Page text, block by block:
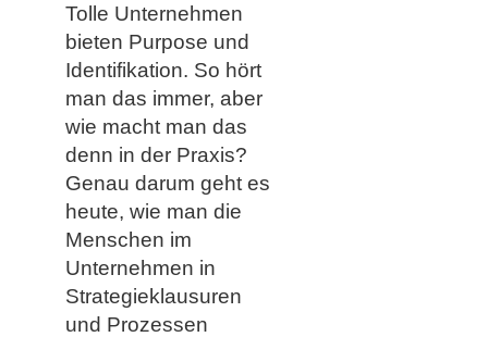
Tolle Unternehmen
bieten Purpose und
Identifikation. So hört
man das immer, aber
wie macht man das
denn in der Praxis?
Genau darum geht es
heute, wie man die
Menschen im
Unternehmen in
Strategieklausuren
und Prozessen